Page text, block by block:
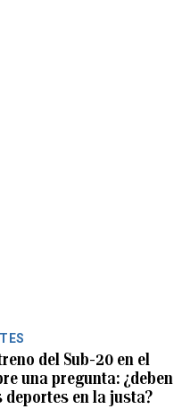
del Sub-20 en el
una pregunta: ¿deben
en la justa?